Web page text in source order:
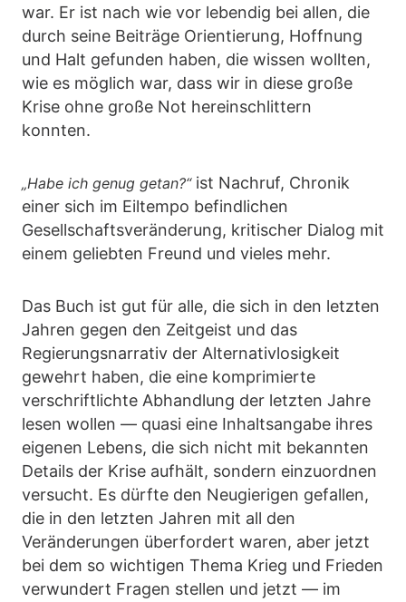
war. Er ist nach wie vor lebendig bei allen, die
durch seine Beiträge Orientierung, Hoffnung
und Halt gefunden haben, die wissen wollten,
wie es möglich war, dass wir in diese große
Krise ohne große Not hereinschlittern
konnten.
„Habe ich genug getan?“ist Nachruf, Chronik
einer sich im Eiltempo befindlichen
Gesellschaftsveränderung, kritischer Dialog mit
einem geliebten Freund und vieles mehr.
Das Buch ist gut für alle, die sich in den letzten
Jahren gegen den Zeitgeist und das
Regierungsnarrativ der Alternativlosigkeit
gewehrt haben, die eine komprimierte
verschriftlichte Abhandlung der letzten Jahre
lesen wollen — quasi eine Inhaltsangabe ihres
eigenen Lebens, die sich nicht mit bekannten
Details der Krise aufhält, sondern einzuordnen
versucht. Es dürfte den Neugierigen gefallen,
die in den letzten Jahren mit all den
Veränderungen überfordert waren, aber jetzt
bei dem so wichtigen Thema Krieg und Frieden
verwundert Fragen stellen und jetzt — im